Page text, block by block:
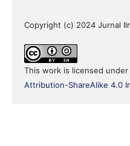
Copyright (c) 2024 Jurnal
This work is licensed under
Attribution-ShareAlike 4.0